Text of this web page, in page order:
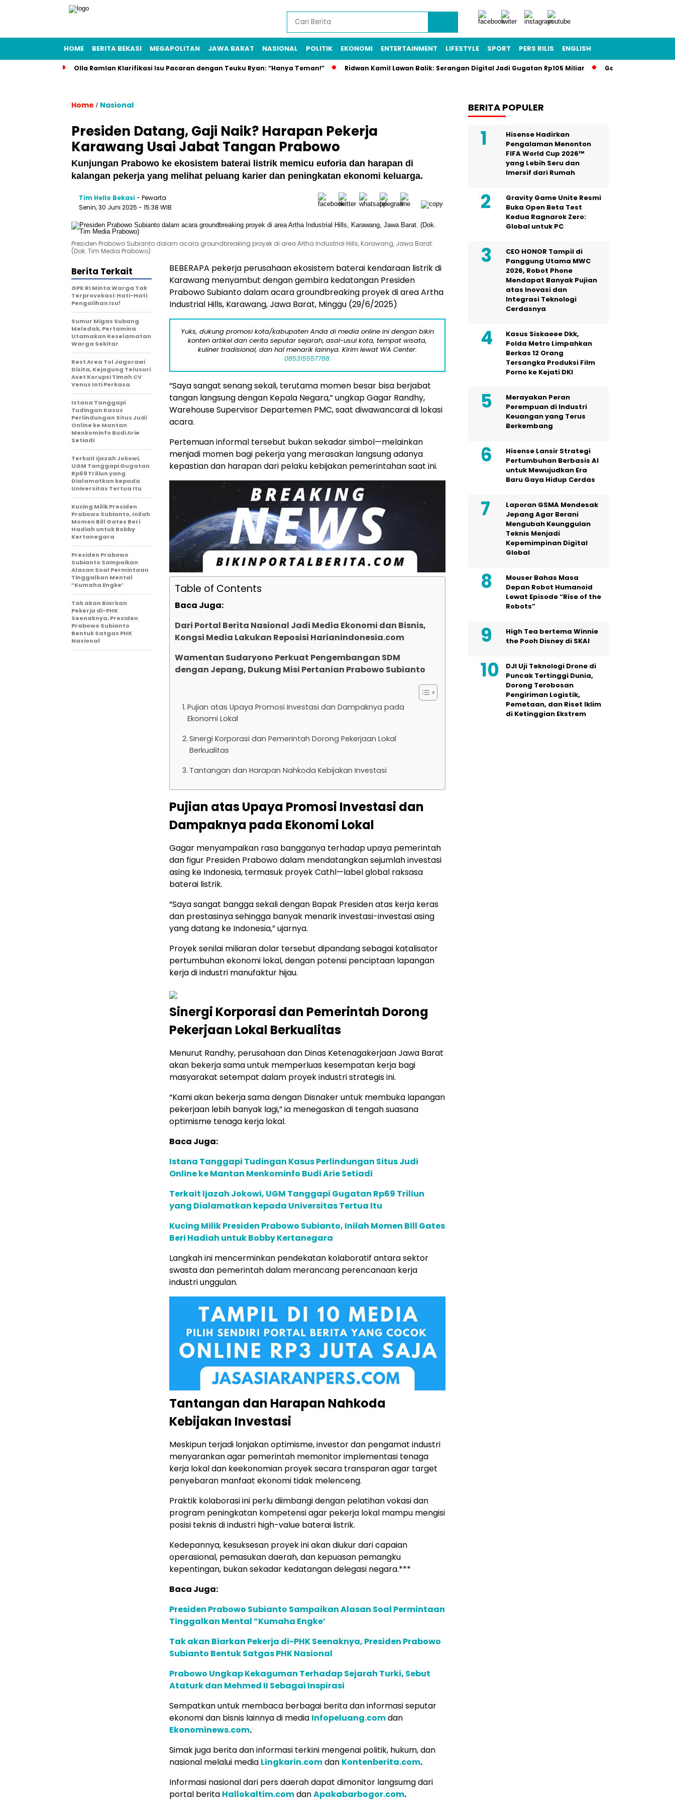
HOME BERITA BEKASI MEGAPOLITAN JAWA BARAT NASIONAL POLITIK EKONOMI ENTERTAINMENT LIFESTYLE SPORT PERS RILIS ENGLISH
Olla Ramlan Klarifikasi Isu Pacaran dengan Teuku Ryan: “Hanya Teman!” Ridwan Kamil Lawan Balik: Serangan Digital Jadi Gugatan Rp105 Miliar Gawat Darurat
Home / Nasional
Presiden Datang, Gaji Naik? Harapan Pekerja
Karawang Usai Jabat Tangan Prabowo
Kunjungan Prabowo ke ekosistem baterai listrik memicu euforia dan harapan di
kalangan pekerja yang melihat peluang karier dan peningkatan ekonomi keluarga.
Tim Hello Bekasi- Pewarta
Senin, 30 Juni 2025 - 15:38 WIB
Presiden Prabowo Subianto dalam acara groundbreaking proyek di area Artha Industrial Hills, Karawang, Jawa Barat.
(Dok. Tim Media Prabowo)
BEBERAPA pekerja perusahaan ekosistem baterai kendaraan listrik di
Karawang menyambut dengan gembira kedatangan Presiden
Prabowo Subianto dalam acara groundbreaking proyek di area Artha
Industrial Hills, Karawang, Jawa Barat, Minggu (29/6/2025)
Yuks, dukung promosi kota/kabupaten Anda di media online ini dengan bikin
konten artikel dan cerita seputar sejarah, asal-usul kota, tempat wisata,
kuliner tradisional, dan hal menarik lainnya. Kirim lewat WA Center:
085315557788.
“Saya sangat senang sekali, terutama momen besar bisa berjabat
tangan langsung dengan Kepala Negara,” ungkap Gagar Randhy,
Warehouse Supervisor Departemen PMC, saat diwawancarai di lokasi
acara.
Pertemuan informal tersebut bukan sekadar simbol—melainkan
menjadi momen bagi pekerja yang merasakan langsung adanya
kepastian dan harapan dari pelaku kebijakan pemerintahan saat ini.
Table of Contents
Baca Juga:
Dari Portal Berita Nasional Jadi Media Ekonomi dan Bisnis,
Kongsi Media Lakukan Reposisi Harianindonesia.com
Wamentan Sudaryono Perkuat Pengembangan SDM
dengan Jepang, Dukung Misi Pertanian Prabowo Subianto
Pujian atas Upaya Promosi Investasi dan Dampaknya pada
Ekonomi Lokal
Sinergi Korporasi dan Pemerintah Dorong Pekerjaan Lokal
Berkualitas
Tantangan dan Harapan Nahkoda Kebijakan Investasi
Pujian atas Upaya Promosi Investasi dan
Dampaknya pada Ekonomi Lokal
Gagar menyampaikan rasa bangganya terhadap upaya pemerintah
dan figur Presiden Prabowo dalam mendatangkan sejumlah investasi
asing ke Indonesia, termasuk proyek Cathl—label global raksasa
baterai listrik.
“Saya sangat bangga sekali dengan Bapak Presiden atas kerja keras
dan prestasinya sehingga banyak menarik investasi-investasi asing
yang datang ke Indonesia,” ujarnya.
Proyek senilai miliaran dolar tersebut dipandang sebagai katalisator
pertumbuhan ekonomi lokal, dengan potensi penciptaan lapangan
kerja di industri manufaktur hijau.
Sinergi Korporasi dan Pemerintah Dorong
Pekerjaan Lokal Berkualitas
Menurut Randhy, perusahaan dan Dinas Ketenagakerjaan Jawa Barat
akan bekerja sama untuk memperluas kesempatan kerja bagi
masyarakat setempat dalam proyek industri strategis ini.
“Kami akan bekerja sama dengan Disnaker untuk membuka lapangan
pekerjaan lebih banyak lagi,” ia menegaskan di tengah suasana
optimisme tenaga kerja lokal.
Baca Juga:
Istana Tanggapi Tudingan Kasus Perlindungan Situs Judi
Online ke Mantan Menkominfo Budi Arie Setiadi
Terkait Ijazah Jokowi, UGM Tanggapi Gugatan Rp69 Triliun
yang Dialamatkan kepada Universitas Tertua Itu
Kucing Milik Presiden Prabowo Subianto, Inilah Momen Bill Gates
Beri Hadiah untuk Bobby Kertanegara
Langkah ini mencerminkan pendekatan kolaboratif antara sektor
swasta dan pemerintah dalam merancang perencanaan kerja
industri unggulan.
Tantangan dan Harapan Nahkoda
Kebijakan Investasi
Meskipun terjadi lonjakan optimisme, investor dan pengamat industri
menyarankan agar pemerintah memonitor implementasi tenaga
kerja lokal dan keekonomian proyek secara transparan agar target
penyebaran manfaat ekonomi tidak melenceng.
Praktik kolaborasi ini perlu diimbangi dengan pelatihan vokasi dan
program peningkatan kompetensi agar pekerja lokal mampu mengisi
posisi teknis di industri high-value baterai listrik.
Kedepannya, kesuksesan proyek ini akan diukur dari capaian
operasional, pemasukan daerah, dan kepuasan pemangku
kepentingan, bukan sekadar kedatangan delegasi negara.***
Baca Juga:
Presiden Prabowo Subianto Sampaikan Alasan Soal Permintaan
Tinggalkan Mental ”Kumaha Engke’
Tak akan Biarkan Pekerja di-PHK Seenaknya, Presiden Prabowo
Subianto Bentuk Satgas PHK Nasional
Prabowo Ungkap Kekaguman Terhadap Sejarah Turki, Sebut
Ataturk dan Mehmed II Sebagai Inspirasi
Sempatkan untuk membaca berbagai berita dan informasi seputar
ekonomi dan bisnis lainnya di media Infopeluang.comdan
Ekonominews.com.
Simak juga berita dan informasi terkini mengenai politik, hukum, dan
nasional melalui media Lingkarin.comdan Kontenberita.com.
Informasi nasional dari pers daerah dapat dimonitor langsumg dari
portal berita Hallokaltim.comdanApakabarbogor.com.
Berita Terkait
GPK RI Minta Warga Tak
Terprovokasi: Hati-Hati
Pengalihan Isu!
Sumur Migas Subang
Meledak, Pertamina
Utamakan Keselamatan
Warga Sekitar
Rest Area Tol Jagorawi
Disita, Kejagung Telusuri
Aset Korupsi Timah CV
Venus Inti Perkasa
Istana Tanggapi
Tudingan Kasus
Perlindungan Situs Judi
Online ke Mantan
Menkominfo Budi Arie
Setiadi
Terkait Ijazah Jokowi,
UGM Tanggapi Gugatan
Rp69 Triliun yang
Dialamatkan kepada
Universitas Tertua Itu
Kucing Milik Presiden
Prabowo Subianto, Inilah
Momen Bill Gates Beri
Hadiah untuk Bobby
Kertanegara
Presiden Prabowo
Subianto Sampaikan
Alasan Soal Permintaan
Tinggalkan Mental
”Kumaha Engke’
Tak akan Biarkan
Pekerja di-PHK
Seenaknya, Presiden
Prabowo Subianto
Bentuk Satgas PHK
Nasional
BERITA POPULER
Hisense Hadirkan
Pengalaman Menonton
FIFA World Cup 2026™
yang Lebih Seru dan
Imersif dari Rumah
Gravity Game Unite Resmi
Buka Open Beta Test
Kedua Ragnarok Zero:
Global untuk PC
CEO HONOR Tampil di
Panggung Utama MWC
2026, Robot Phone
Mendapat Banyak Pujian
atas Inovasi dan
Integrasi Teknologi
Cerdasnya
Kasus Siskaeee Dkk,
Polda Metro Limpahkan
Berkas 12 Orang
Tersangka Produksi Film
Porno ke Kejati DKI
Merayakan Peran
Perempuan di Industri
Keuangan yang Terus
Berkembang
Hisense Lansir Strategi
Pertumbuhan Berbasis AI
untuk Mewujudkan Era
Baru Gaya Hidup Cerdas
Laporan GSMA Mendesak
Jepang Agar Berani
Mengubah Keunggulan
Teknis Menjadi
Kepemimpinan Digital
Global
Mouser Bahas Masa
Depan Robot Humanoid
Lewat Episode “Rise of the
Robots”
High Tea bertema Winnie
the Pooh Disney di SKAI
DJI Uji Teknologi Drone di
Puncak Tertinggi Dunia,
Dorong Terobosan
Pengiriman Logistik,
Pemetaan, dan Riset Iklim
di Ketinggian Ekstrem